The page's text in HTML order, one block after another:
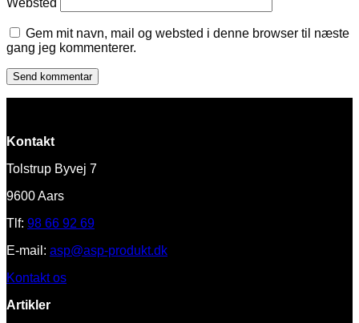
Gem mit navn, mail og websted i denne browser til næste
gang jeg kommenterer.
Kontakt
Tolstrup Byvej 7
9600 Aars
Tlf: 98 66 92 69
E-mail: asp@asp-produkt.dk
Kontakt os
Artikler